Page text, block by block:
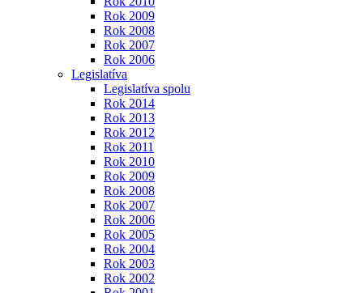
Rok 2009
Rok 2008
Rok 2007
Rok 2006
Legislatíva
Legislatíva spolu
Rok 2014
Rok 2013
Rok 2012
Rok 2011
Rok 2010
Rok 2009
Rok 2008
Rok 2007
Rok 2006
Rok 2005
Rok 2004
Rok 2003
Rok 2002